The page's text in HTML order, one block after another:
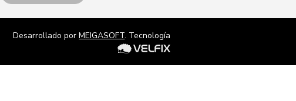
Desarrollado porMEIGASOFT. Tecnología